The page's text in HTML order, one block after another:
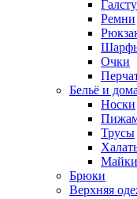
Ремни
Очки
Бельё и
Носки
Трусы
Майки
Брюки
Верхняя